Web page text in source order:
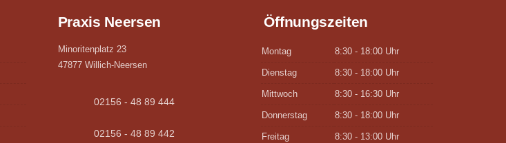
Praxis Neersen
Minoritenplatz 23
47877 Willich-Neersen
02156 - 48 89 444
02156 - 48 89 442
Öffnungszeiten
Montag 8:30 - 18:00 Uhr
Dienstag 8:30 - 18:00 Uhr
Mittwoch 8:30 - 16:30 Uhr
Donnerstag 8:30 - 18:00 Uhr
Freitag 8:30 - 13:00 Uhr